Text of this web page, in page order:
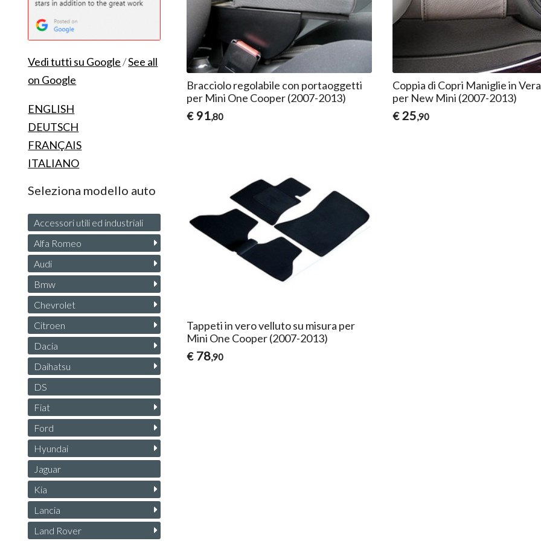
Bracciolo regolabile con portaoggetti
per Mini One Cooper (2007-2013)
€ 91,80
Coppia di Copri Maniglie in
per New Mini (2007-2013)
€ 25,90
Tappeti in vero velluto su misura per
Mini One Cooper (2007-2013)
€ 78,90
Vedi tutti su Google/See all
on Google
ENGLISH
DEUTSCH
FRANÇAIS
ITALIANO
Seleziona modello auto
Accessori utili ed industriali
Alfa Romeo
Audi
Bmw
Chevrolet
Citroen
Dacia
Daihatsu
DS
Fiat
Ford
Hyundai
Jaguar
Kia
Lancia
Land Rover